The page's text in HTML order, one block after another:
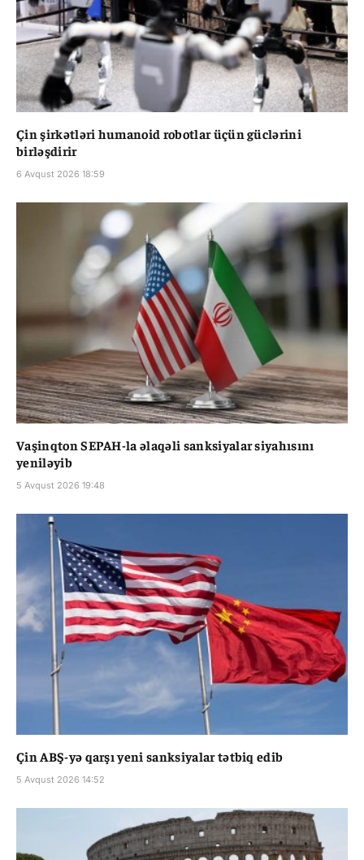
Çin şirkətləri humanoid robotlar üçün güclərini
birləşdirir
6 Avqust 2026 18:59
Vaşinqton SEPAH-la əlaqəli sanksiyalar siyahısını
yeniləyib
5 Avqust 2026 19:48
Çin ABŞ-yə qarşı yeni sanksiyalar tətbiq edib
5 Avqust 2026 14:52